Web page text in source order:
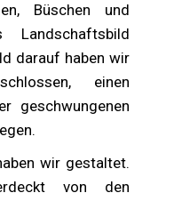
Büschen und
Landschaftsbild
darauf haben wir
einen
geschwungenen
wir gestaltet.
von den